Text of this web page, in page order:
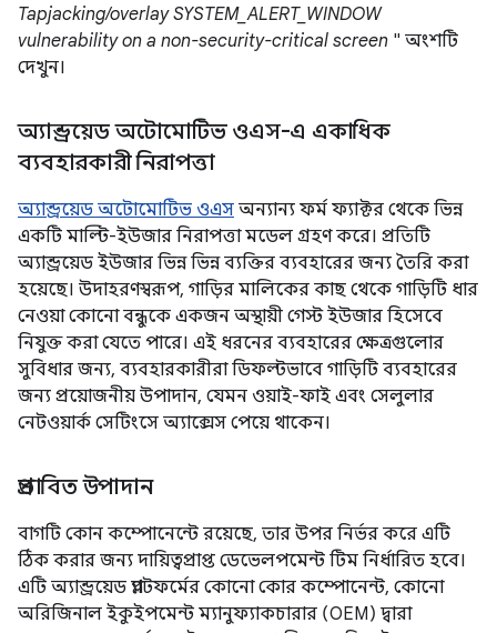
Tapjacking/overlay SYSTEM_ALERT_WINDOW
vulnerability on a non-security-critical screen " অংশটি
দেখুন।
অ্যান্ড্রয়েড অটোমোটিভ ওএস-এ একাধিক
ব্যবহারকারী নিরাপত্তা
অ্যান্ড্রয়েড অটোমোটিভ ওএস অন্যান্য ফর্ম ফ্যাক্টর থেকে ভিন্ন
একটি মাল্টি-ইউজার নিরাপত্তা মডেল গ্রহণ করে। প্রতিটি
অ্যান্ড্রয়েড ইউজার ভিন্ন ভিন্ন ব্যক্তির ব্যবহারের জন্য তৈরি করা
হয়েছে। উদাহরণস্বরূপ, গাড়ির মালিকের কাছ থেকে গাড়িটি ধার
নেওয়া কোনো বন্ধুকে একজন অস্থায়ী গেস্ট ইউজার হিসেবে
নিযুক্ত করা যেতে পারে। এই ধরনের ব্যবহারের ক্ষেত্রগুলোর
সুবিধার জন্য, ব্যবহারকারীরা ডিফল্টভাবে গাড়িটি ব্যবহারের
জন্য প্রয়োজনীয় উপাদান, যেমন ওয়াই-ফাই এবং সেলুলার
নেটওয়ার্ক সেটিংসে অ্যাক্সেস পেয়ে থাকেন।
প্রভাবিত উপাদান
বাগটি কোন কম্পোনেন্টে রয়েছে, তার উপর নির্ভর করে এটি
ঠিক করার জন্য দায়িত্বপ্রাপ্ত ডেভেলপমেন্ট টিম নির্ধারিত হবে।
এটি অ্যান্ড্রয়েড প্ল্যাটফর্মের কোনো কোর কম্পোনেন্ট, কোনো
অরিজিনাল ইকুইপমেন্ট ম্যানুফ্যাকচারার (OEM) দ্বারা